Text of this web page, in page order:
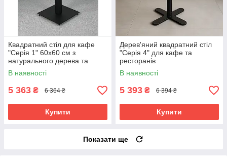
Квадратний стіл для кафе
"Серія 1" 60х60 см з
натурального дерева та
металу
В наявності
5 363 ₴ 6 364 ₴
Купити
Дерев'яний квадратний стіл
"Серія 4" для кафе та
ресторанів
В наявності
5 393 ₴ 6 394 ₴
Купити
Показати ще